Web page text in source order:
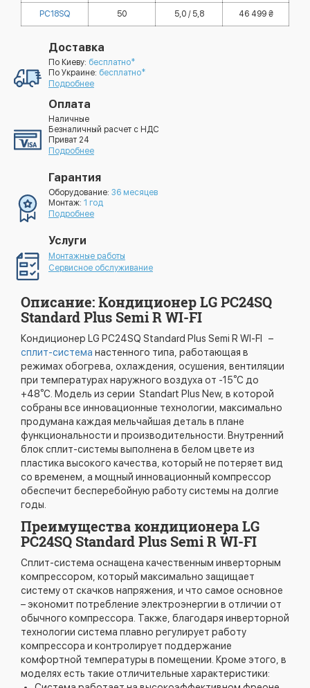
PC18SQ 50 5,0 / 5,8 46 499 ₴
Доставка
По Киеву: бесплатно*
По Украине: бесплатно*
Подробнее
Оплата
Наличные
Безналичный расчет с НДС
Приват 24
Подробнее
Гарантия
Оборудование: 36 месяцев
Монтаж: 1 год
Подробнее
Услуги
Монтажные работы
Сервисное обслуживание
Описание: Кондиционер LG PC24SQ
Standard Plus Semi R WI-FI
Кондиционер LG PC24SQ Standard Plus Semi R WI-FI –
сплит-система настенного типа, работающая в
режимах обогрева, охлаждения, осушения, вентиляции
при температурах наружного воздуха от -15⁰С до
+48⁰С. Модель из серии Standart Plus New, в которой
собраны все инновационные технологии, максимально
продумана каждая мельчайшая деталь в плане
функциональности и производительности. Внутренний
блок сплит-системы выполнена в белом цвете из
пластика высокого качества, который не потеряет вид
со временем, а мощный инновационный компрессор
обеспечит бесперебойную работу системы на долгие
годы.
Преимущества кондиционера LG
PC24SQ Standard Plus Semi R WI-FI
Сплит-система оснащена качественным инверторным
компрессором, который максимально защищает
систему от скачков напряжения, и что самое основное
– экономит потребление электроэнергии в отличии от
обычного компрессора. Также, благодаря инверторной
технологии система плавно регулирует работу
компрессора и контролирует поддержание
комфортной температуры в помещении. Кроме этого, в
моделях есть такие отличительные характеристики: